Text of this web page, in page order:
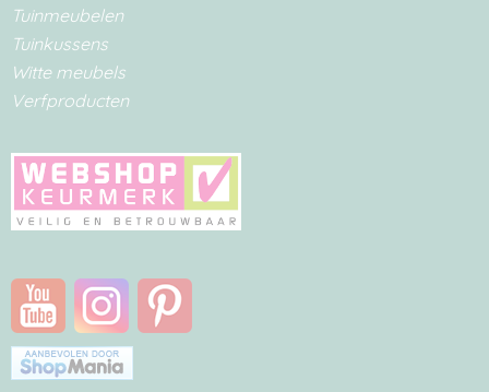
Tuinmeubelen
Tuinkussens
Witte meubels
Verfproducten